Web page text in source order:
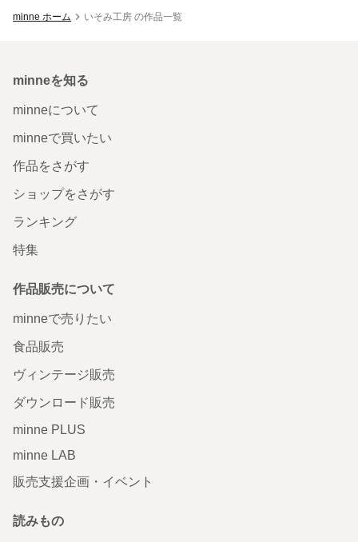
minne ホーム いそみ工房 の作品一覧
minneを知る
minneについて
minneで買いたい
作品をさがす
ショップをさがす
ランキング
特集
作品販売について
minneで売りたい
食品販売
ヴィンテージ販売
ダウンロード販売
minne PLUS
minne LAB
販売支援企画・イベント
読みもの